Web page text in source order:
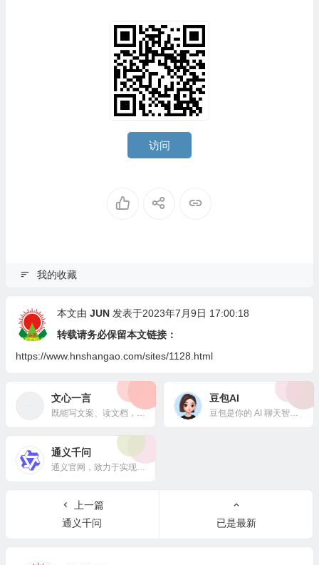
访问
我的收藏
本文由 JUN 发表于2023年7月9日 17:00:18
转载请务必保留本文链接：
https://www.hnshangao.com/sites/1128.html
文心一言
既能写文案、读文档，又能脑洞大开、答疑解惑，还能倾听你的故事、感受你的心声。
豆包AI
豆包是你的 AI 聊天智能对话问答助手，写作文案翻译情感陪伴编程全能工具。豆包为你答疑解惑，提供灵感，辅助创作，也可以和你畅聊任何你感兴趣的话题。
通义千问
通义官网，致力于实现类人智慧的通用智能
上一篇
通义千问
已是最新